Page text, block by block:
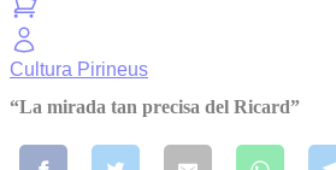
Cultura Pirineus
“La mirada tan precisa del Ricard”